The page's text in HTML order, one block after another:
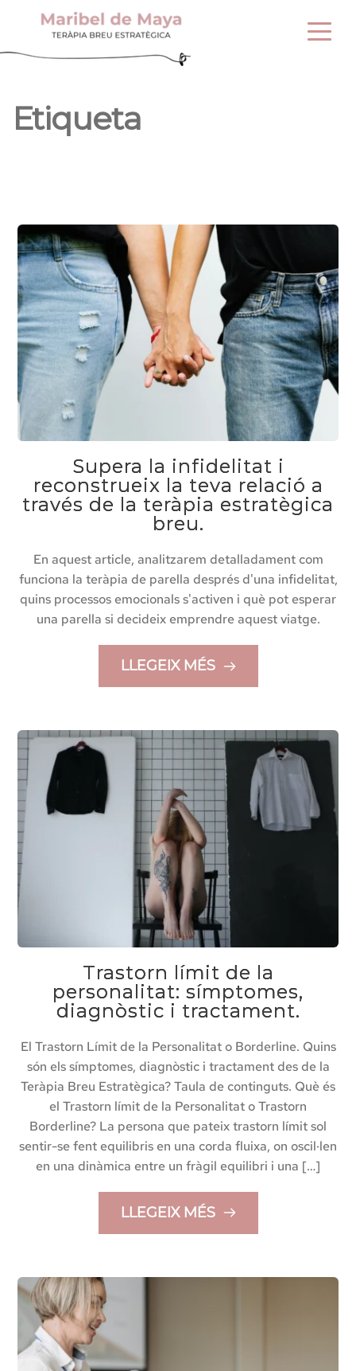
Etiqueta
Supera la infidelitat i
reconstrueix la teva relació a
través de la teràpia estratègica
breu.
En aquest article, analitzarem detalladament com
funciona la teràpia de parella després d'una infidelitat,
quins processos emocionals s'activen i què pot esperar
una parella si decideix emprendre aquest viatge.
LLEGEIX MÉS
Trastorn límit de la
personalitat: símptomes,
diagnòstic i tractament.
El Trastorn Límit de la Personalitat o Borderline. Quins
són els símptomes, diagnòstic i tractament des de la
Teràpia Breu Estratègica? Taula de continguts. Què és
el Trastorn límit de la Personalitat o Trastorn
Borderline? La persona que pateix trastorn límit sol
sentir-se fent equilibris en una corda fluixa, on oscil·len
en una dinàmica entre un fràgil equilibri i una […]
LLEGEIX MÉS